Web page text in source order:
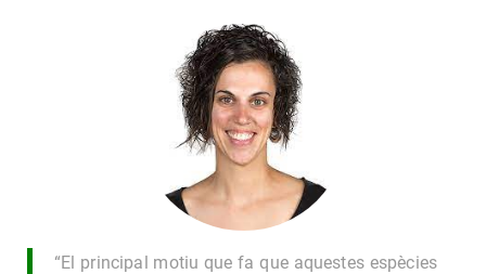
“El principal motiu que fa que aquestes espècies